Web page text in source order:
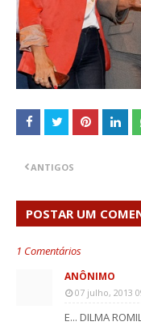
ANTIGOS
POSTAR UM
1 Comentários
ANÔNIMO
07 julho, 2013
E... DILMA